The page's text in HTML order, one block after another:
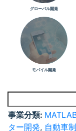
グローバル開発
モバイル開発
事業分類:
ター開発, 自動車